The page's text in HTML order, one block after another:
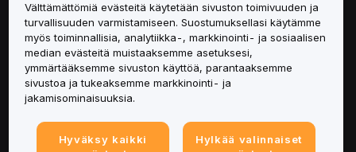
Palvelut
Tuki
Tuotteet
Lakiasiat
Välttämättömiä evästeitä käytetään sivuston toimivuuden ja
turvallisuuden varmistamiseen. Suostumuksellasi käytämme
myös toiminnallisia, analytiikka-, markkinointi- ja sosiaalisen
median evästeitä muistaaksemme asetuksesi,
ymmärtääksemme sivuston käyttöä, parantaaksemme
sivustoa ja tukeaksemme markkinointi- ja
jakamisominaisuuksia.
Hyväksy kaikki
Hylkää valinnaiset